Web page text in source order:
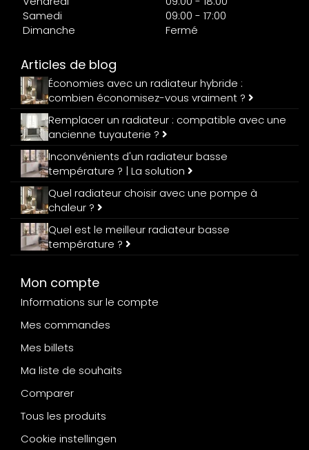
Samedi
09:00 - 17:00
Dimanche
Fermé
Articles de blog
Économies avec un radiateur hybride :
combien économisez-vous vraiment ?
Remplacer un radiateur : compatible avec une
ancienne tuyauterie ?
Inconvénients d'un radiateur basse
température ? | La solution
Quel radiateur choisir avec une pompe à
chaleur ?
Quel est le meilleur radiateur basse
température ?
Mon compte
Informations sur le compte
Mes commandes
Mes billets
Ma liste de souhaits
Comparer
Tous les produits
Cookie instellingen